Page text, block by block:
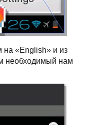
«English» и из
необходимый нам